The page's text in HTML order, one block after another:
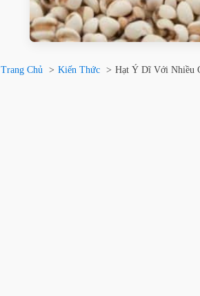
Trang Chủ Kiến Thức Hạt Ý Dĩ Với Nhiều